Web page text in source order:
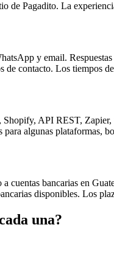
de Pagadito. La
y email.
contacto. Los tiempos
Shopify, API REST, Zapier,
algunas plataformas,
cuentas bancarias en
disponibles. Los
una?